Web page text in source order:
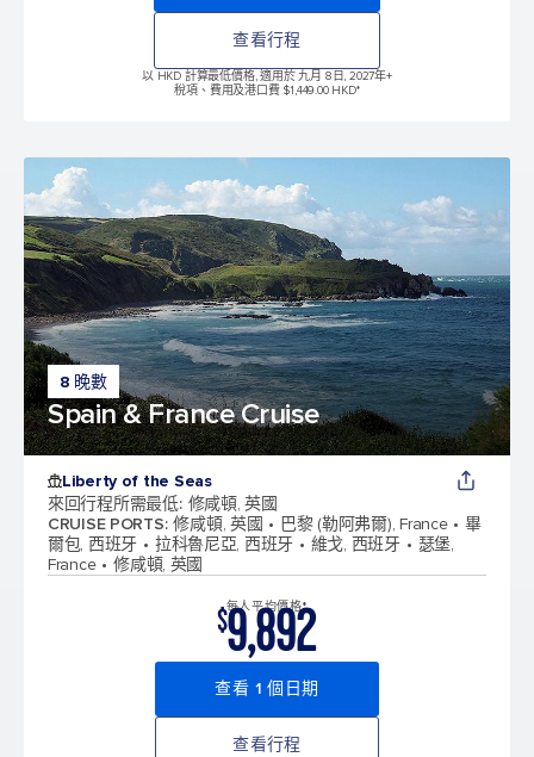
查看行程
以 HKD 計算最低價格, 適用於 九月 8日, 2027年+
稅項、費用及港口費 $1,449.00 HKD*
8 晚數
Spain & France Cruise
Liberty of the Seas
來回行程所需最低: 修咸頓, 英國
CRUISE PORTS: 修咸頓, 英國 巴黎 (勒阿弗爾), France
畢
爾包, 西班牙
拉科魯尼亞, 西班牙 維戈, 西班牙
瑟堡,
France
修咸頓, 英國
每人平均價格*
$9,892
查看 1 個日期
查看行程